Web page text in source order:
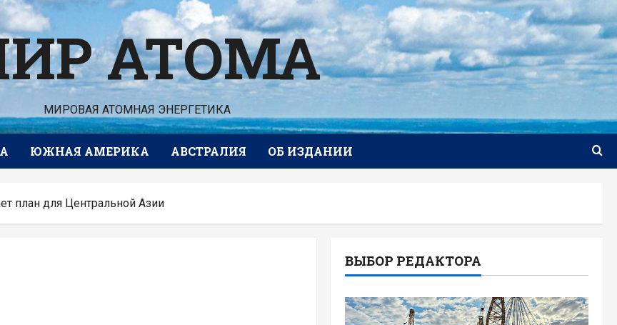
АТОМА
МИРОВАЯ АТОМНАЯ ЭНЕРГЕТИКА
ЮЖНАЯ АМЕРИКА АВСТРАЛИЯ ОБ ИЗДАНИИ
план для Центральной Азии
ВЫБОР РЕДАКТОРА